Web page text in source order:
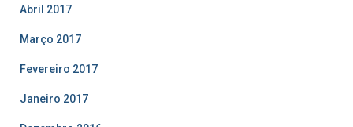
Abril 2017
Março 2017
Fevereiro 2017
Janeiro 2017